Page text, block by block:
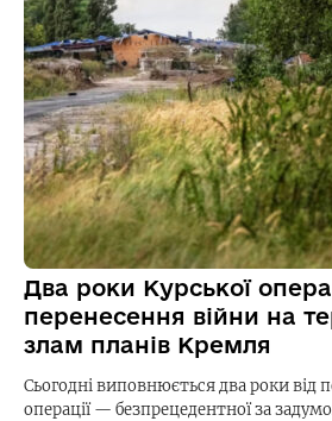
Два роки Курської
перенесення війни на
злам планів Кремля
Сьогодні виповнюється два роки від
операції — безпрецедентної за